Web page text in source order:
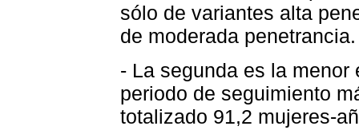
sólo de variantes alta
de moderada penetrancia.
- La segunda es la
periodo de seguimiento
totalizado 91,2 mujeres-